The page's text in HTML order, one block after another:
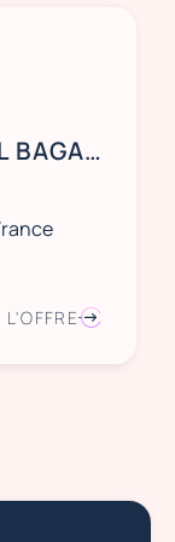
OFFRE – AGENT D’ACCUEIL BAGAGERIE HORS FORMAT – AÉROPORT LYON-SAINT EXUPÉRY
L'OFFRE